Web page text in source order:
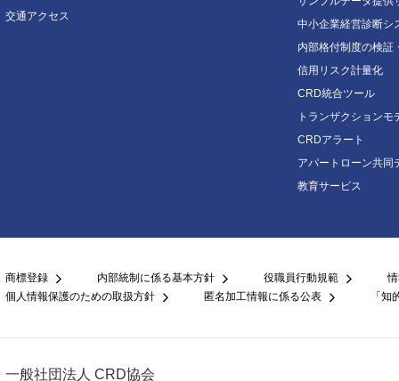
交通アクセス
中小企業経営診断シ
内部格付制度の検証
信用リスク計量化
CRD統合ツール
トランザクションモ
CRDアラート
アパートローン共同
教育サービス
商標登録 内部統制に係る基本方針 役職員行動規範
個人情報保護のための取扱方針
匿名加工情報に係る公表 「
一般社団法人 CRD協会